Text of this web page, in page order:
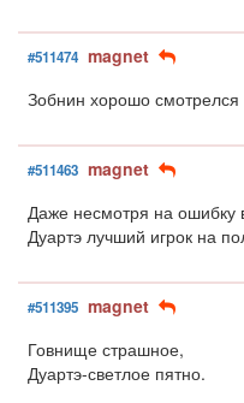
#511474 magnet
Зобнин хорошо смотрелся
#511463 magnet
Даже несмотря на ошибку
Дуартэ лучший игрок на
#511395 magnet
Говнище страшное,
Дуартэ-светлое пятно.